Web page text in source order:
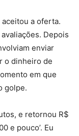
a oferta.
Depois
enviar
o dinheiro de
em que
golpe.
e retornou R$
e pouco’. Eu